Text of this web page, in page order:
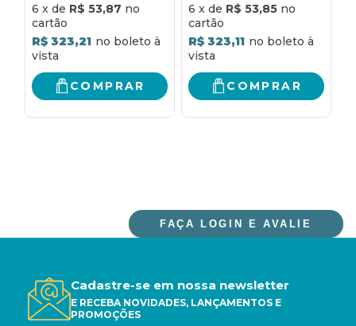
6 x de R$ 53,87
R$ 323,21
COMPRAR
6 x de R$ 53,85
R$ 323,11
COMPRAR
FAÇA LOGIN E AVALIE
Cadastre-se em nossa newsletter
E RECEBA NOVIDADES, LANÇAMENTOS E
PROMOÇÕES